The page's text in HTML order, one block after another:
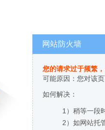
网站防火墙
您的请求过于频繁
可能原因：您对该
如何解决：
1）稍等一段
2）如网站托